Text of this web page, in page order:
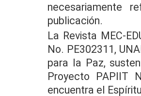
necesariamente
publicación.
La Revista MEC-
No. PE302311,
para la Paz,
Proyecto PAPIIT
encuentra el